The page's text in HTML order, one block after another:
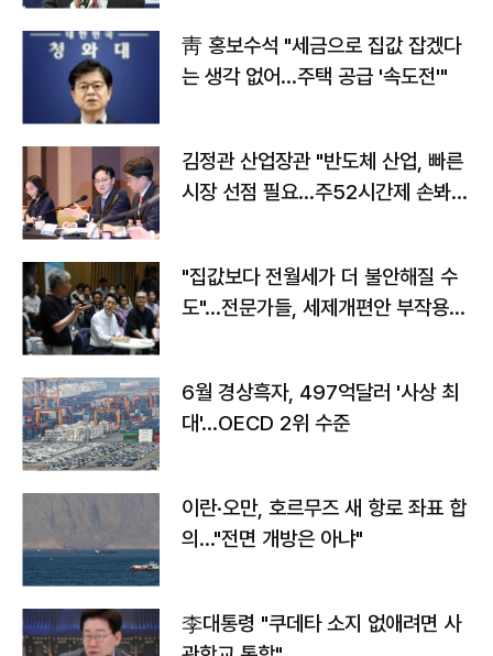
靑 홍보수석 "세금으로 집값 잡겠다
는 생각 없어…주택 공급 '속도전'"
김정관 산업장관 "반도체 산업, 빠른
시장 선점 필요…주52시간제 손봐
"집값보다 전월세가 더 불안해질 수
도"…전문가들, 세제개편안 부작용
6월 경상흑자, 497억달러 '사상 최
대'…OECD 2위 수준
이란·오만, 호르무즈 새 항로 좌표 합
의…"전면 개방은 아냐"
李대통령 "쿠데타 소지 없애려면 사